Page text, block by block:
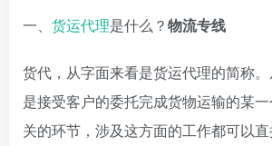
一、 货运代理是什么？物流专线
货代，从字面来看是货运代理的简称
是接受客户的委托完成货物运输的某
关的环节，涉及这方面的工作都可以